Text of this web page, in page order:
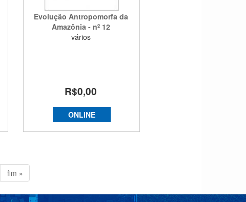
Evolução Antropomorfa da
Amazônia - nº 12
vários
R$0,00
ONLINE
fim »